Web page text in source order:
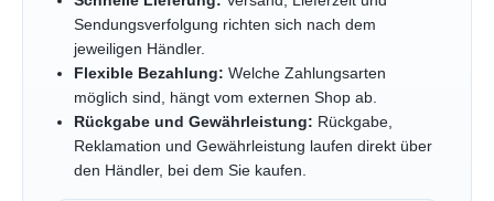
Sendungsverfolgung richten sich nach dem
jeweiligen Händler.
Flexible Bezahlung: Welche Zahlungsarten
möglich sind, hängt vom externen Shop ab.
Rückgabe und Gewährleistung: Rückgabe,
Reklamation und Gewährleistung laufen direkt über
den Händler, bei dem Sie kaufen.